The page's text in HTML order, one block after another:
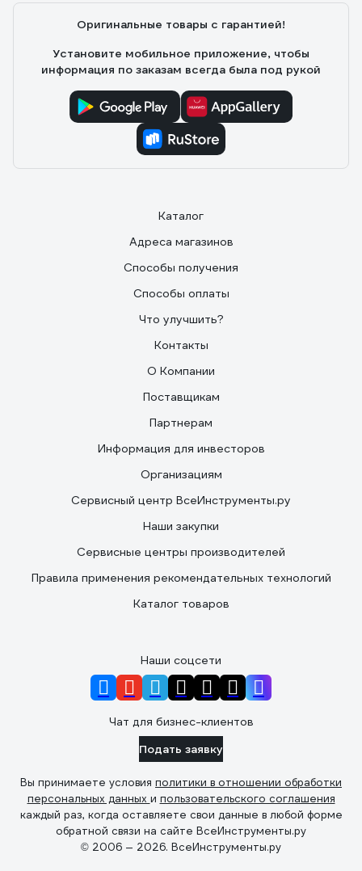
Оригинальные товары с гарантией!
Установите мобильное приложение, чтобы
информация по заказам всегда была под рукой
Каталог
Адреса магазинов
Способы получения
Способы оплаты
Что улучшить?
Контакты
О Компании
Поставщикам
Партнерам
Информация для инвесторов
Организациям
Сервисный центр ВсеИнструменты.ру
Наши закупки
Сервисные центры производителей
Правила применения рекомендательных технологий
Каталог товаров
Наши соцсети
Чат для бизнес-клиентов
Подать заявку
Вы принимаете условия политики в отношении обработки
персональных данных и пользовательского соглашения
каждый раз, когда оставляете свои данные в любой форме
обратной связи на сайте ВсеИнструменты.ру
© 2006 — 2026. ВсеИнструменты.ру